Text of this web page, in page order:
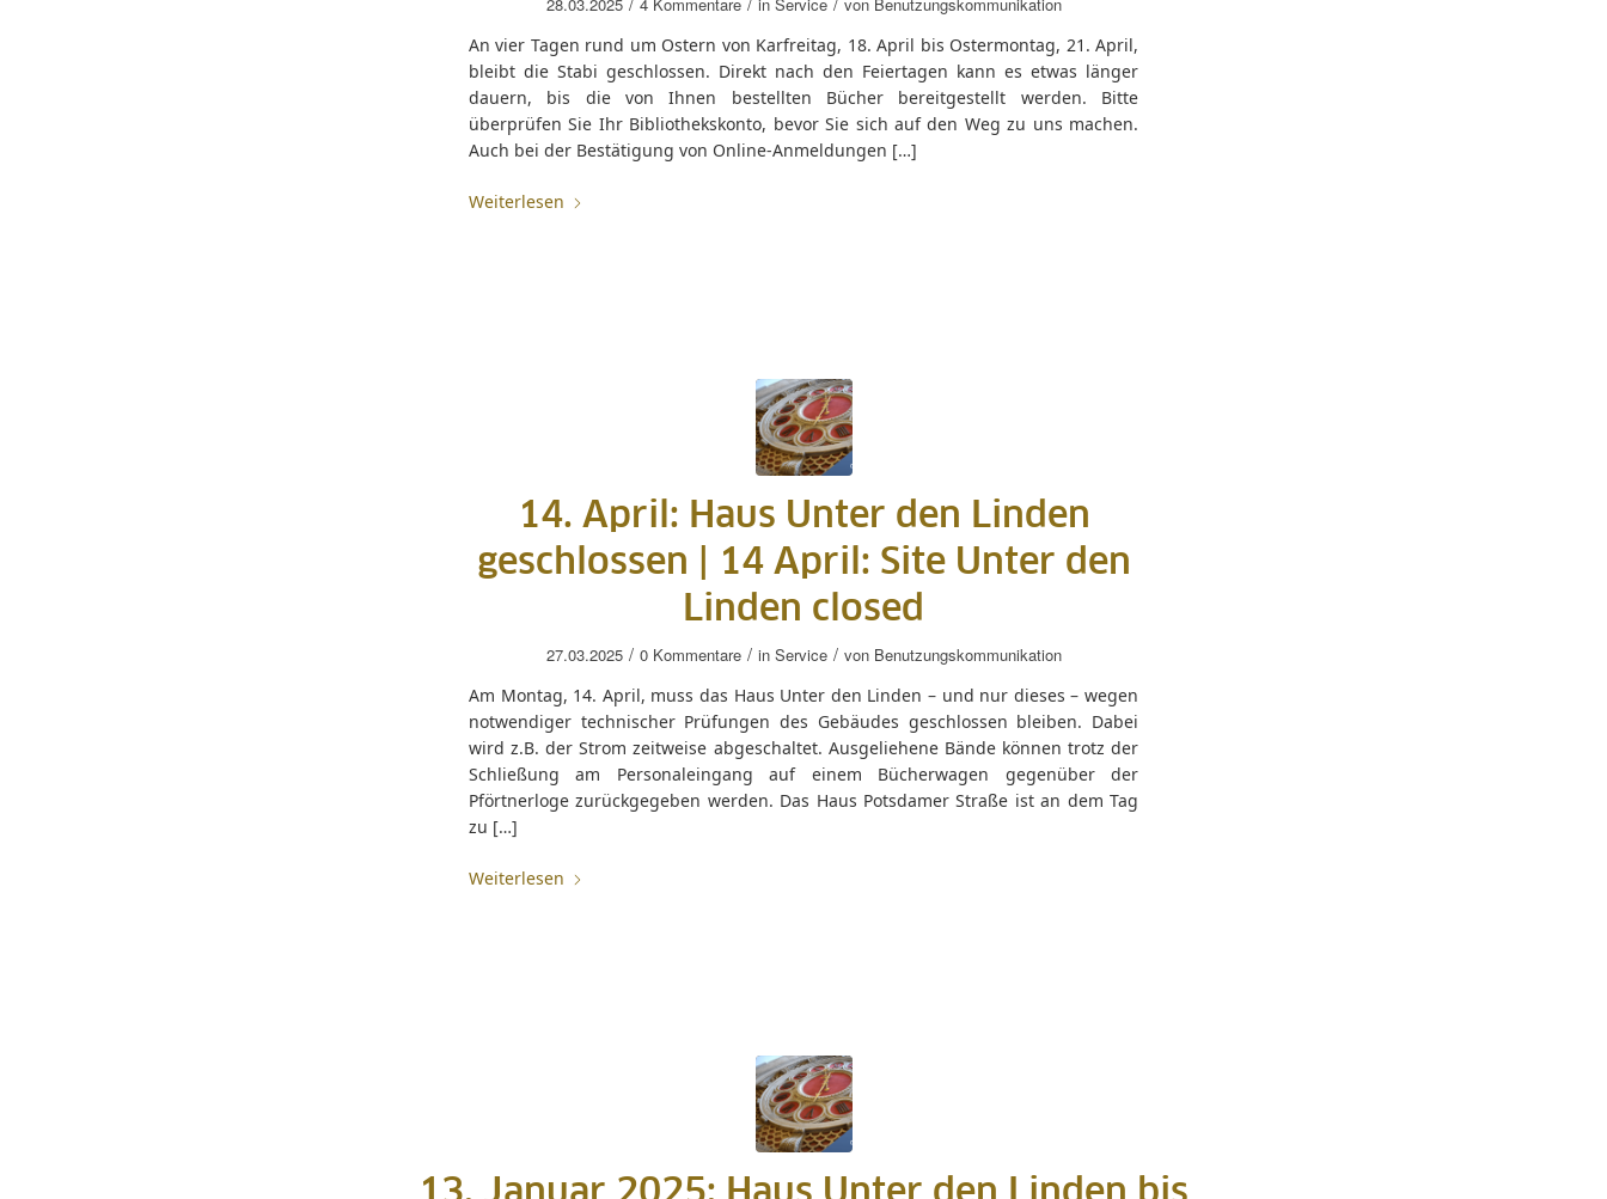
An vier Tagen rund um Ostern von Karfreitag, 18. April bis Ostermontag, 21. April,
bleibt die Stabi geschlossen. Direkt nach den Feiertagen kann es etwas länger
dauern, bis die von Ihnen bestellten Bücher bereitgestellt werden. Bitte
überprüfen Sie Ihr Bibliothekskonto, bevor Sie sich auf den Weg zu uns machen.
Auch bei der Bestätigung von Online-Anmeldungen […]
Weiterlesen
14. April: Haus Unter den Linden
geschlossen |
14 April: Site Unter den
Linden closed
27.03.2025 / 0 Kommentare / in Service / von Benutzungskommunikation
Am Montag, 14. April, muss das Haus Unter den Linden – und nur dieses – wegen
notwendiger technischer Prüfungen des Gebäudes geschlossen bleiben. Dabei
wird z.B. der Strom zeitweise abgeschaltet. Ausgeliehene Bände können trotz der
Schließung am Personaleingang auf einem Bücherwagen gegenüber der
Pförtnerloge zurückgegeben werden. Das Haus Potsdamer Straße ist an dem Tag
zu […]
Weiterlesen